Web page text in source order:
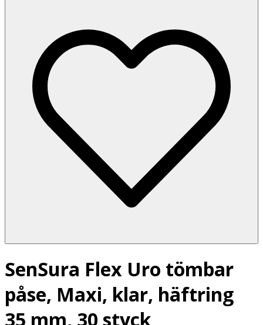
SenSura Flex Uro tömbar
påse, Maxi, klar, häftring
35 mm, 30 styck